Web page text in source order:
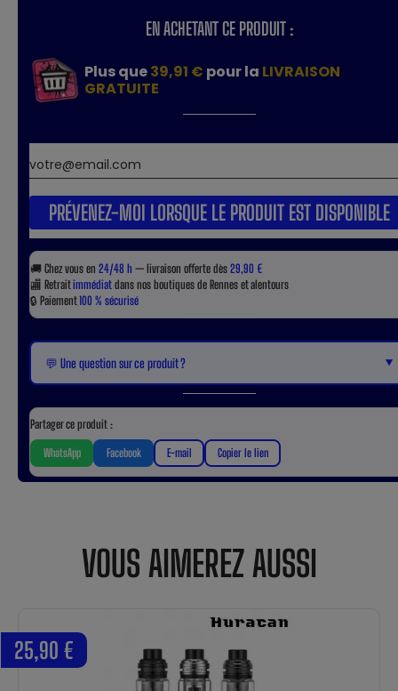
EN ACHETANT CE PRODUIT :
Plus que39,91 € pour la LIVRAISON
GRATUITE
PRÉVENEZ-MOI LORSQUE LE PRODUIT EST DISPONIBLE
🚚 Chez vous en 24/48 h — livraison offerte dès29,90 €
🏬 Retraitimmédiatdans nos boutiques de Rennes et alentours
🔒 Paiement100 % sécurisé
💬 Une question sur ce produit ? ▼
Partager ce produit :
WhatsApp Facebook E-mail Copier le lien
VOUS AIMEREZ AUSSI
25,90 €